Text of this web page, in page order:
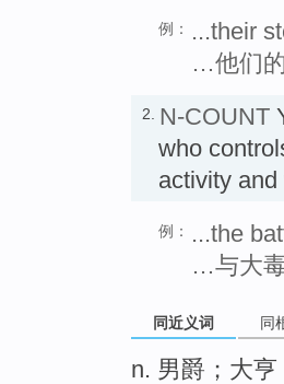
例：
...their
…他们
2. N-COUNT
who
activity
例：
...the
…与大
同近义词 同
n. 男爵；大亨